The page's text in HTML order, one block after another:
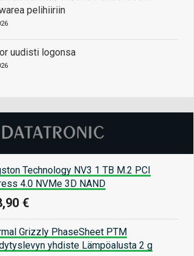
pelihiiriin
uudisti logonsa
Technology NV3 1 TB M.2 PCI
4.0 NVMe 3D NAND
€
Grizzly PhaseSheet PTM
yhdiste Lämpöalusta 2 g